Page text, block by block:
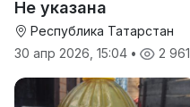
Не указана
Республика Татарстан
30 апр 2026, 15:04 • 2 961